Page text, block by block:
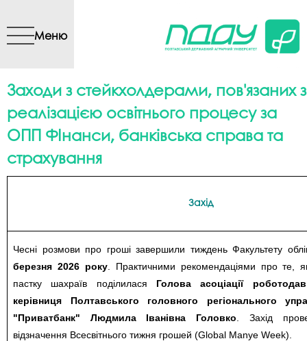
вмісту
Меню
Заходи з стейкхолдерами, пов'язаних з
реалізацією освітнього процесу за
ОПП ФІнанси, банківська справа та
страхування
Захід
Чесні розмови про гроші завершили тиждень Факультету
березня 2026 року. Практичними рекомендаціями про те,
пастку шахраїв поділилася Голова асоціації
керівниця Полтавського головного регіонального
"Приватбанк" Людмила Іванівна Головко . Захід
відзначення Всесвітнього тижня грошей (Global Manye Week).